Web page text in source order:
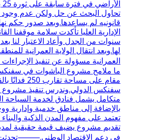
تحاول البحث عن حل ولكن عدم وجود
قانونيه لم يساعدها.وبعد صدور حكم
الإدارية العليا تأكدت سلامة موقفنا
سنوات من الجدل وأعاد الاعتبار لنا
لها.وبعد انتقال الولاية العمرانية
العمرانية مسؤولة عن تنفيذ
ما ملامح مشروع الباشوات في
مقام على مساحة
سفنكس الدولي.وندرس تنفيذ
متكامل يشمل فنادق لخدمة السياحة
بالإضافة إلى مناطق خدمية وإدارية
تعتمد على مفهوم المدن الذكية
تقديم مشروع يضيف قيمة حقيقية
في دعم الاقتصاد